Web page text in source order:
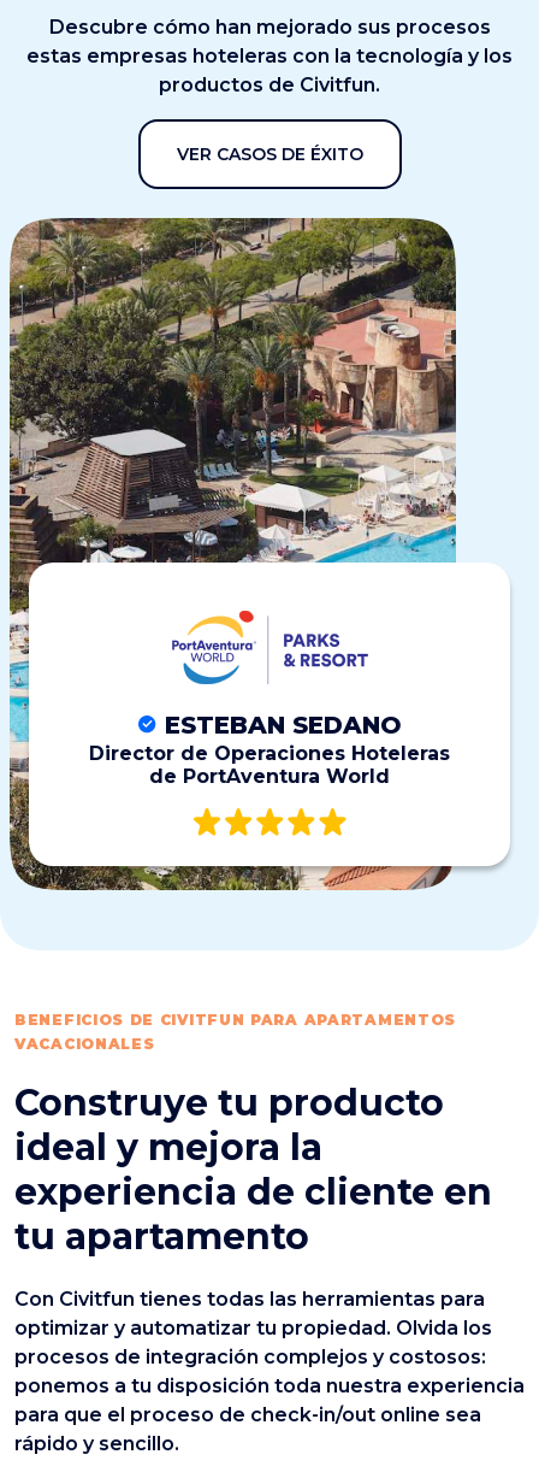
Descubre cómo han mejorado sus procesos
estas empresas hoteleras con la tecnología y los
productos de Civitfun.
VER CASOS DE ÉXITO
ESTEBAN SEDANO
Director de Operaciones Hoteleras
de PortAventura World
BENEFICIOS DE CIVITFUN PARA APARTAMENTOS
VACACIONALES
Construye tu producto
ideal y mejora la
experiencia de cliente en
tu apartamento
Con Civitfun tienes todas las herramientas para
optimizar y automatizar tu propiedad. Olvida los
procesos de integración complejos y costosos:
ponemos a tu disposición toda nuestra experiencia
para que el proceso de check-in/out online sea
rápido y sencillo.